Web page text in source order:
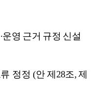
·운영 근거 규정 신설
정정(안제 28조,제